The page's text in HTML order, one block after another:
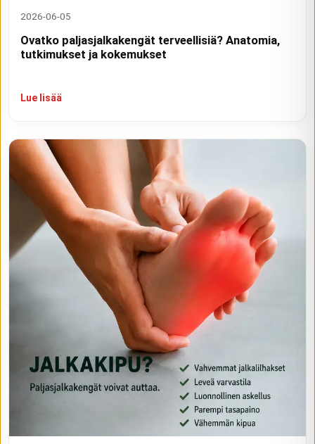
2026-06-05
Ovatko paljasjalkakengät terveellisiä? Anatomia,
tutkimukset ja kokemukset
Lue lisää